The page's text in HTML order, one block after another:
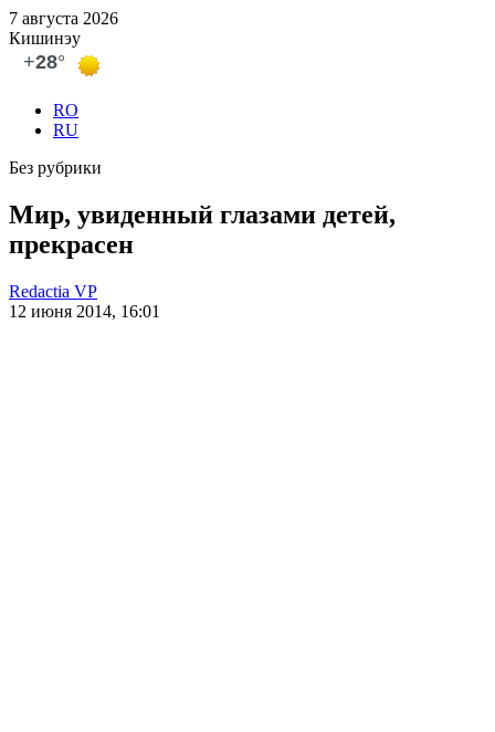
7 августа 2026
Кишинэу
RO
RU
Без рубрики
Мир, увиденный глазами детей,
прекрасен
Redactia VP
12 июня 2014, 16:01